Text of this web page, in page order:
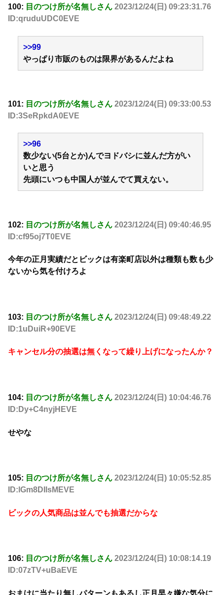
100: 目のつけ所が名無しさん 2023/12/24(日) 09:23:31.76
ID:qruduUDC0EVE
>>99
やっぱり市販のものは限界があるんだよね
101: 目のつけ所が名無しさん 2023/12/24(日) 09:33:00.53
ID:3SeRpkdA0EVE
>>96
数少ない(5台とか)んでヨドバシに並んだ方がい
いと思う
先頭にいつも中国人が並んでて買えない。
102: 目のつけ所が名無しさん 2023/12/24(日) 09:40:46.95
ID:cf95oj7T0EVE
今年の正月実績だとビックは有楽町店以外は種類も数も少
ないから気を付けろよ
103: 目のつけ所が名無しさん 2023/12/24(日) 09:48:49.22
ID:1uDuiR+90EVE
キャンセル分の抽選は無くなって繰り上げになったんか？
104: 目のつけ所が名無しさん 2023/12/24(日) 10:04:46.76
ID:Dy+C4nyjHEVE
せやな
105: 目のつけ所が名無しさん 2023/12/24(日) 10:05:52.85
ID:lGm8DIlsMEVE
ビックの人気商品は並んでも抽選だからな
106: 目のつけ所が名無しさん 2023/12/24(日) 10:08:14.19
ID:07zTV+uBaEVE
おまけに当たり無しパターンもあるし正月早々嫌な気分に